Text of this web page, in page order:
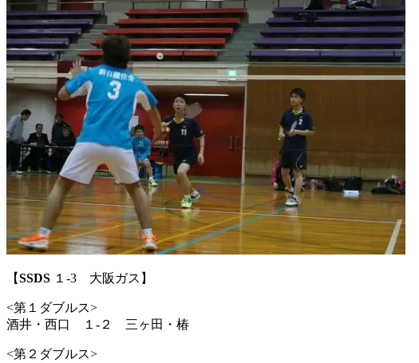
【SSDS １-3 大阪ガス】
<第１ダブルス>
酒井・西口 １-２ 三ヶ田・椿
<第２ダブルス>